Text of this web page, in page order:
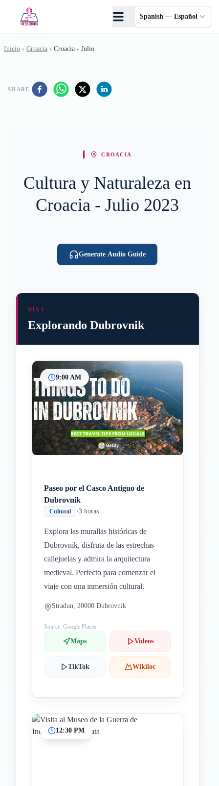
Spanish — Español
Inicio › Croacia › Croacia - Julio
SHARE
CROACIA
Cultura y Naturaleza en
Croacia - Julio 2023
Generate Audio Guide
DÍA 1
Explorando Dubrovnik
9:00 AM
Paseo por el Casco Antiguo de
Dubrovnik
Cultural •3 horas
Explora las murallas históricas de
Dubrovnik, disfruta de las estrechas
callejuelas y admira la arquitectura
medieval. Perfecto para comenzar el
viaje con una inmersión cultural.
Stradun, 20000 Dubrovnik
Source: Google Places
Maps Videos
TikTok Wikiloc
12:30 PM